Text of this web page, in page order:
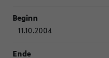
11.10.2004